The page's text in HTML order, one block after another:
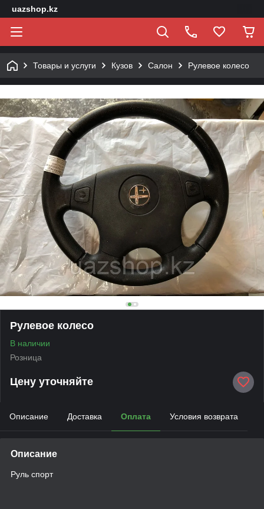
uazshop.kz
Товары и услуги Кузов Салон Рулевое колесо
Рулевое колесо
В наличии
Розница
Цену уточняйте
Описание Доставка Оплата Условия возврата
Описание
Руль спорт